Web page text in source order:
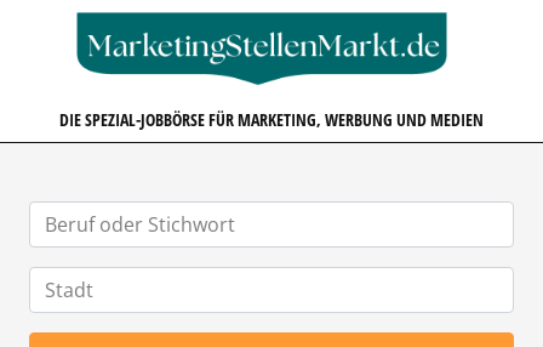
DIE SPEZIAL-JOBBÖRSE FÜR MARKETING, WERBUNG UND MEDIEN